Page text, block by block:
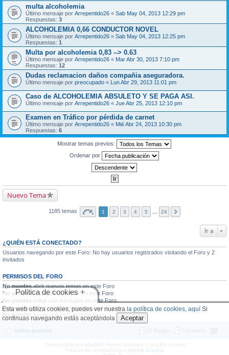
multa alcoholemia
Último mensaje por Arrepentido26 « Sab May 04, 2013 12:29 pm
Respuestas: 3
ALCOHOLEMIA 0,66 CONDUCTOR NOVEL
Último mensaje por Arrepentido26 « Sab May 04, 2013 12:25 pm
Respuestas: 1
Multa por alcoholemia 0,83 --> 0.63
Último mensaje por Arrepentido26 « Mar Abr 30, 2013 7:10 pm
Respuestas: 12
Dudas reclamacion daños compañia aseguradora.
Último mensaje por preocupado « Lun Abr 29, 2013 11:01 pm
Caso de ALCOHOLEMIA ABSULETO Y SE PAGA ASI.
Último mensaje por Arrepentido26 « Jue Abr 25, 2013 12:10 pm
Examen en Tráfico por pérdida de carnet
Último mensaje por Arrepentido26 « Mié Abr 24, 2013 10:30 pm
Respuestas: 6
Mostrar temas previos:
Ordenar por
Nuevo Tema
1185 temas 1 2 3 4 5 24
Ir a
¿QUIÉN ESTÁ CONECTADO?
Usuarios navegando por este Foro: No hay usuarios registrados visitando el Foro y 2
invitados
PERMISOS DEL FORO
No puedesabrir nuevos temas en este Foro
No puedesresponder a temas en este Foro
No puedes editar sus mensajes en este Foro
No puedesborrar sus mensajes en este Foro
No puedes
enviar adjuntos en este Foro
Índice general Usuarios
El Equipo
Esta web utiliza cookies, puedes ver nuestra la política de cookies, aquí Si
continuas navegando estás aceptándola
Aceptar
Política de cookies +
phpBB
phpBB España